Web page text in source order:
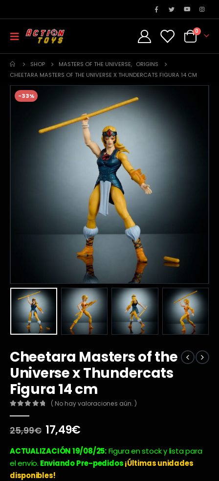
0
SHOP MASTERS OF THE UNIVERSE, ORIGINS
CHEETARA MASTERS OF THE UNIVERSE X THUNDERCATS FIGURA 14 CM
-33%
Cheetara Masters of the
Universe x Thundercats
Figura 14 cm
( No hay valoraciones aún. )
25,99€ El
original
era:
25,99€.
17,49€El
actual
es:
17,49€.
ACTUALIZACIÓN 19/08/25:Figura en stock y lista para
el envío. Enviando Pre-pedidos¡Últimas unidades
disponibles!